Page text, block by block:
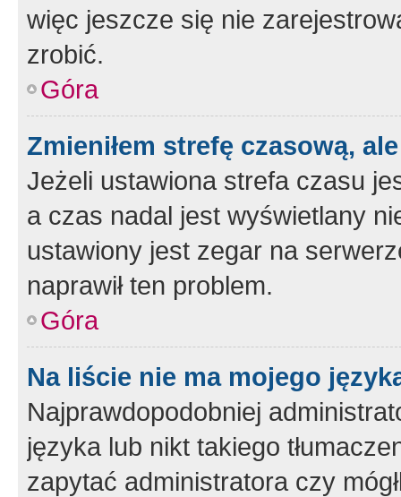
więc jeszcze się nie
zrobić.
Góra
Zmieniłem strefę czasową,
Jeżeli ustawiona strefa czasu
a czas nadal jest wyświetlany
ustawiony jest zegar na
naprawił ten problem.
Góra
Na liście nie ma mojego
Najprawdopodobniej
języka lub nikt takiego
zapytać administratora czy